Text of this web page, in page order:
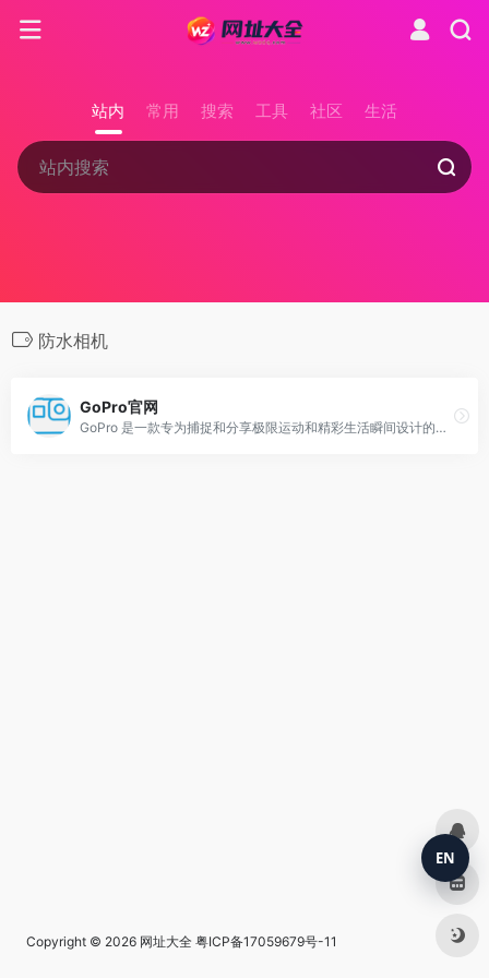
站内 常用 搜索 工具 社区 生活
防水相机
GoPro官网
GoPro 是一款专为捕捉和分享极限运动和精彩生活瞬间设计的小型、防水、防震相机品牌，因其高性能在极限运动领域享有盛誉。
Copyright © 2026 网址大全 粤ICP备17059679号-11
EN